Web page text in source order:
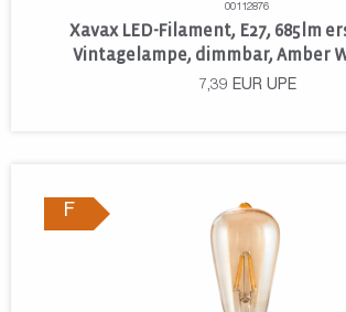
00112876
Xavax LED-Filament, E27, 685lm
Vintagelampe, dimmbar, Amber
7,39 EUR UPE
F